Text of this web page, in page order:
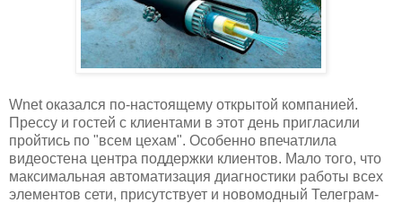
Wnet оказался по-настоящему открытой компанией.
Прессу и гостей с клиентами в этот день пригласили
пройтись по "всем цехам". Особенно впечатлила
видеостена центра поддержки клиентов. Мало того, что
максимальная автоматизация диагностики работы всех
элементов сети, присутствует и новомодный Телеграм-